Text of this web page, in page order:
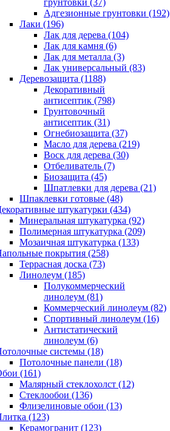
грунтовки (37)
Адгезионные грунтовки (192)
Лаки (196)
Лак для дерева (104)
Лак для камня (6)
Лак для металла (3)
Лак универсальный (83)
Деревозащита (1188)
Декоративный
антисептик (798)
Грунтовочный
антисептик (31)
Огнебиозащита (37)
Масло для дерева (219)
Воск для дерева (30)
Отбеливатель (7)
Биозащита (45)
Шпатлевки для дерева (21)
Шпаклевки готовые (48)
штукатурки (434)
Минеральная штукатурка (92)
Полимерная штукатурка (209)
Мозаичная штукатурка (133)
покрытия (258)
Террасная доска (73)
Линолеум (185)
Полукоммерческий
линолеум (81)
Коммерческий линолеум (82)
Спортивный линолеум (16)
Антистатический
линолеум (6)
системы (18)
Потолочные панели (18)
(161)
Малярный стеклохолст (12)
Стеклообои (136)
Флизелиновые обои (13)
(123)
Керамогранит (123)